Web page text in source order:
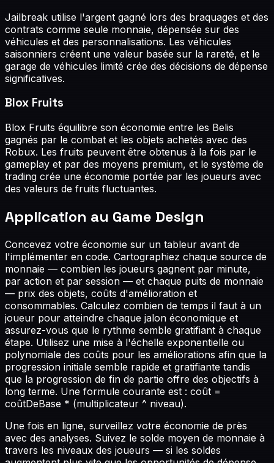
Jailbreak utilise l'argent gagné lors des braquages et des
contrats comme seule monnaie, dépensée sur des
véhicules et des personnalisations. Les véhicules
saisonniers créent une valeur basée sur la rareté, et le
garage de véhicules limité crée des décisions de dépense
significatives.
Blox Fruits
Blox Fruits équilibre son économie entre les Belis
gagnés par le combat et les objets achetés avec des
Robux. Les fruits peuvent être obtenus à la fois par le
gameplay et par des moyens premium, et le système de
trading crée une économie portée par les joueurs avec
des valeurs de fruits fluctuantes.
Application au Game Design
Concevez votre économie sur un tableur avant de
l'implémenter en code. Cartographiez chaque source de
monnaie — combien les joueurs gagnent par minute,
par action et par session — et chaque puits de monnaie
— prix des objets, coûts d'amélioration et
consommables. Calculez combien de temps il faut à un
joueur pour atteindre chaque jalon économique et
assurez-vous que le rythme semble gratifiant à chaque
étape. Utilisez une mise à l'échelle exponentielle ou
polynomiale des coûts pour les améliorations afin que la
progression initiale semble rapide et gratifiante tandis
que la progression de fin de partie offre des objectifs à
long terme. Une formule courante est : coût =
coûtDeBase * (multiplicateur ^ niveau).
Une fois en ligne, surveillez votre économie de près
avec des analyses. Suivez le solde moyen de monnaie à
travers les niveaux des joueurs — si les soldes